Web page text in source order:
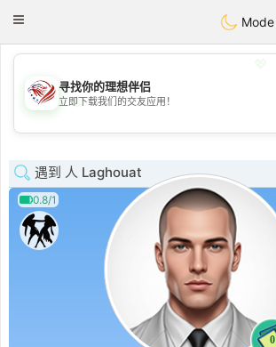
Dating
Toggle
Mode
💖
💕
寻找你的理想伴侣
立即下载我们的交友应用！
遇到 人 Laghouat
0.8/1
0